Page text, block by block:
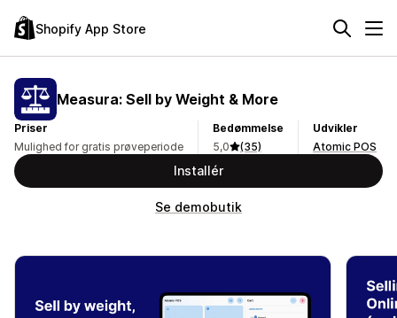
Shopify App Store
Measura: Sell by Weight & More
Priser
Mulighed for gratis prøveperiode
Bedømmelse
5,0
(35)
Udvikler
Atomic POS
Installér
Se demobutik